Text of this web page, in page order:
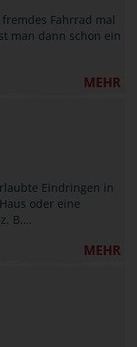
Fahrrad mal
man dann schon ein
MEHR
Eindringen in
oder eine
B.…
MEHR